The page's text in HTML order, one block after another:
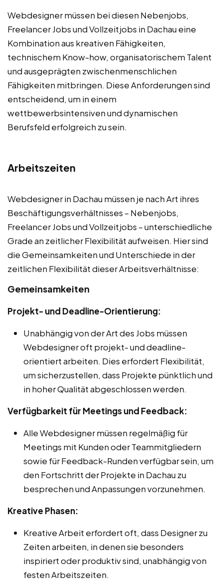
Webdesigner müssen bei diesen Nebenjobs,
Freelancer Jobs und Vollzeitjobs in Dachau eine
Kombination aus kreativen Fähigkeiten,
technischem Know-how, organisatorischem Talent
und ausgeprägten zwischenmenschlichen
Fähigkeiten mitbringen. Diese Anforderungen sind
entscheidend, um in einem
wettbewerbsintensiven und dynamischen
Berufsfeld erfolgreich zu sein.
Arbeitszeiten
Webdesigner in Dachau müssen je nach Art ihres
Beschäftigungsverhältnisses – Nebenjobs,
Freelancer Jobs und Vollzeitjobs – unterschiedliche
Grade an zeitlicher Flexibilität aufweisen. Hier sind
die Gemeinsamkeiten und Unterschiede in der
zeitlichen Flexibilität dieser Arbeitsverhältnisse:
Gemeinsamkeiten
Projekt- und Deadline-Orientierung:
Unabhängig von der Art des Jobs müssen
Webdesigner oft projekt- und deadline-
orientiert arbeiten. Dies erfordert Flexibilität,
um sicherzustellen, dass Projekte pünktlich und
in hoher Qualität abgeschlossen werden.
Verfügbarkeit für Meetings und Feedback:
Alle Webdesigner müssen regelmäßig für
Meetings mit Kunden oder Teammitgliedern
sowie für Feedback-Runden verfügbar sein, um
den Fortschritt der Projekte in Dachau zu
besprechen und Anpassungen vorzunehmen.
Kreative Phasen:
Kreative Arbeit erfordert oft, dass Designer zu
Zeiten arbeiten, in denen sie besonders
inspiriert oder produktiv sind, unabhängig von
festen Arbeitszeiten.